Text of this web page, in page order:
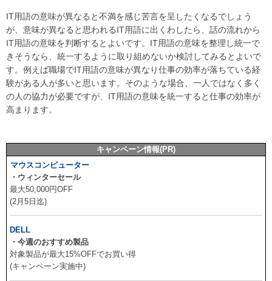
IT用語の意味が異なると不満を感じ苦言を呈したくなるでしょう
が、意味が異なると思われるIT用語に出くわしたら、話の流れから
IT用語の意味を判断するとよいです。IT用語の意味を整理し統一で
きそうなら、統一するように取り組めないか検討してみるとよいで
す。例えば職場でIT用語の意味が異なり仕事の効率が落ちている経
験がある人が多いと思います。そのような場合、一人ではなく多く
の人の協力が必要ですが、IT用語の意味を統一すると仕事の効率が
高まります。
キャンペーン情報(PR)
マウスコンピューター
・ウィンターセール
最大50,000円OFF
(2月5日迄)
DELL
・今週のおすすめ製品
対象製品が最大15%OFFでお買い得
(キャンペーン実施中)